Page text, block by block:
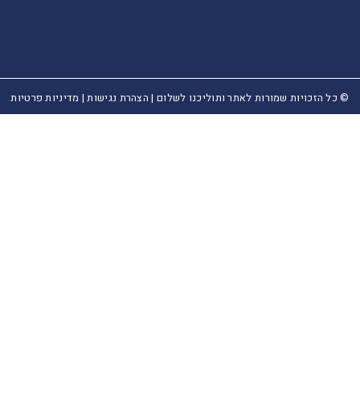
© כל הזכויות שמורות לאתר ותוליכנו לשלום | הצהרת נגישות| מדיניות פרטיות